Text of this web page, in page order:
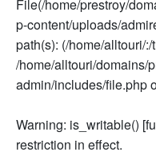
File(/home/prestroy/
p-content/uploads/
path(s): (/home/alltouri/
/home/alltouri/domains/
admin/includes/file.php
Warning: is_writable()
restriction in effect.